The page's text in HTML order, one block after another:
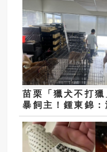
苗栗「獵犬不打
暴飼主！鍾東錦